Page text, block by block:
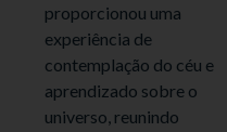
proporcionou uma
experiência de
contemplação do céu e
aprendizado sobre o
universo, reunindo